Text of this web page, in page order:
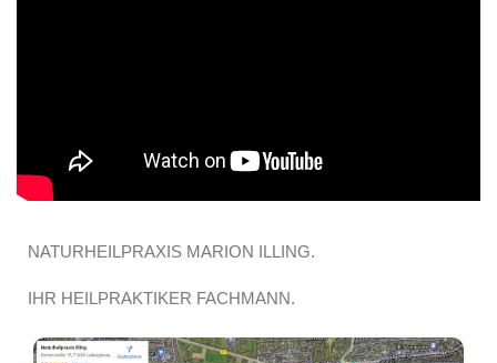
NATURHEILPRAXIS MARION ILLING.
IHR HEILPRAKTIKER FACHMANN.